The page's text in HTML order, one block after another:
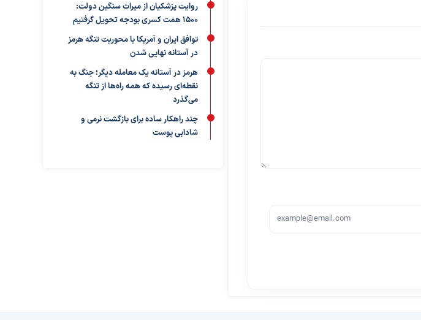
روایت پزشکیان از میراث سنگین دولت:
۱۵۰۰ همت کسری بودجه تحویل گرفتیم
توافق ایران و آمریکا با محوریت تنگه هرمز
در آستانه نهایی شدن
هرمز در آستانه یک معامله دیگر؛ جنگ به
نقطه‌ای رسیده که همه راه‌ها از تنگه
می‌گذرد
چند راهکار ساده برای بازگشت نرمی و
شادابی پوست